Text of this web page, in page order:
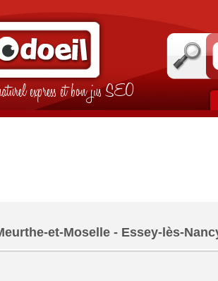
express et bon jus SEO
et-Moselle - Essey-lès-